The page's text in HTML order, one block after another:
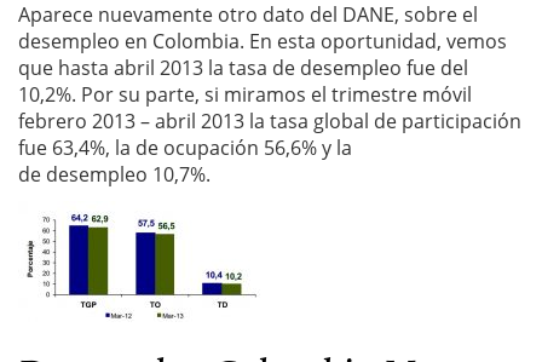
Aparece nuevamente otro dato del DANE, sobre el
desempleo en Colombia. En esta oportunidad, vemos
que hasta abril 2013 la tasa de desempleo fue del
10,2%. Por su parte, si miramos el trimestre móvil
febrero 2013 – abril 2013 la tasa global de participación
fue 63,4%, la de ocupación 56,6% y la
de desempleo 10,7%.